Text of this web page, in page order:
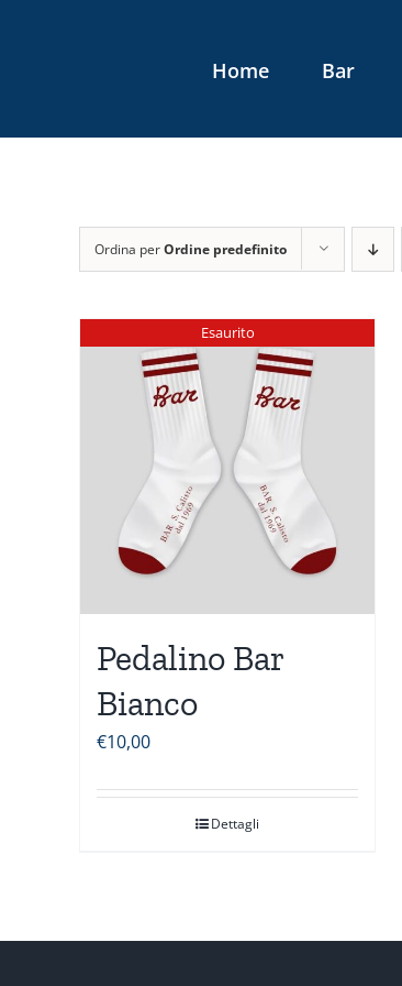
Home Bar
Ordina perOrdine predefinito
Esaurito
Pedalino Bar
Bianco
€10,00
Dettagli